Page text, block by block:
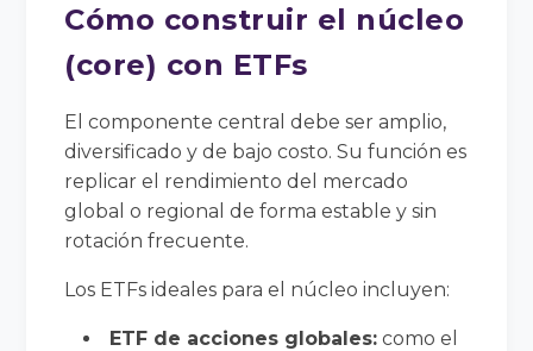
Cómo construir el núcleo
(core) con ETFs
El componente central debe ser amplio,
diversificado y de bajo costo. Su función es
replicar el rendimiento del mercado
global o regional de forma estable y sin
rotación frecuente.
Los ETFs ideales para el núcleo incluyen:
ETF de acciones globales: como el